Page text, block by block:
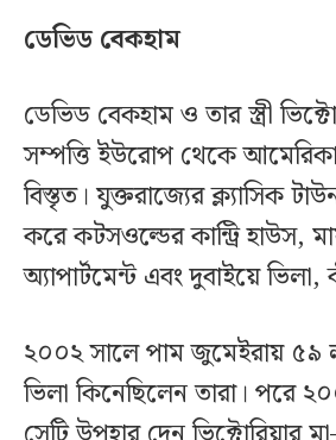
ডেভিড বেকহাম
ডেভিড বেকহাম ও তার স্ত্রী
সম্পত্তি ইউরোপ থেকে
বিস্তৃত। যুক্তরাজ্যের ক্ল্যাসিক
করে কটসওল্ডের কান্ট্রি হাউস,
অ্যাপার্টমেন্ট এবং দুবাইয়ে
২০০২ সালে পাম জুমেইরায় ৫৯
ভিলা কিনেছিলেন তারা। পরে